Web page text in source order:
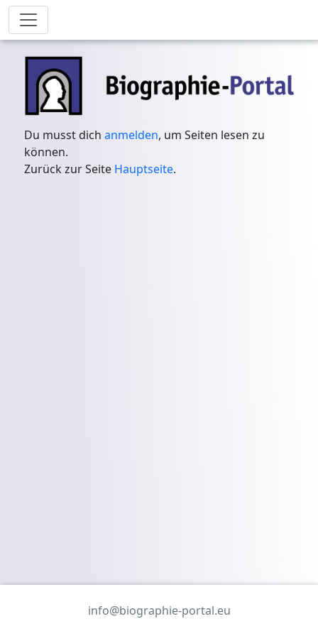
Du musst dichanmelden, um Seiten lesen zu
können.
Zurück zur Seite Hauptseite.
info@biographie-portal.eu